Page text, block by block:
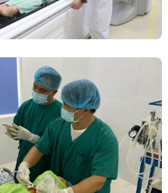
Dưới Siêu Âm, Điều Trị U
Không Cần Phẫu Thuật